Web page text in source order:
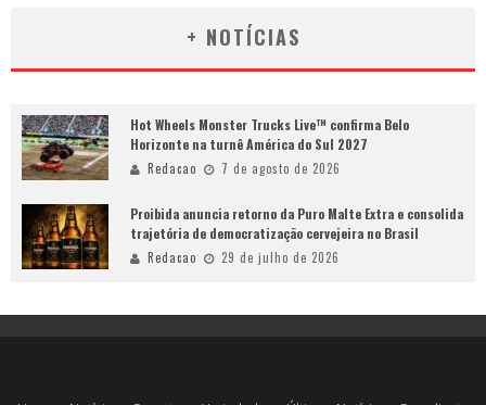
+ NOTÍCIAS
Hot Wheels Monster Trucks Live™ confirma Belo
Horizonte na turnê América do Sul 2027
Redacao 7 de agosto de 2026
Proibida anuncia retorno da Puro Malte Extra e consolida
trajetória de democratização cervejeira no Brasil
Redacao 29 de julho de 2026